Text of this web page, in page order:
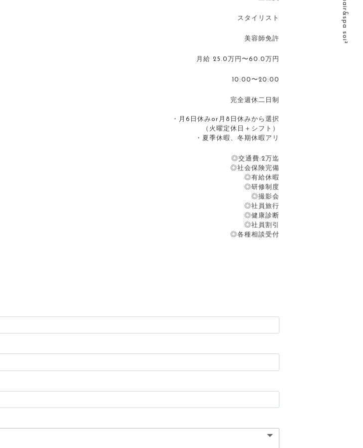
スタイリスト
美容師免許
月給 25.0万円〜60.0万円
10:00〜20:00
完全週休二日制
・月6日休みor月8日休みから選択
（火曜定休日＋シフト）
・夏季休暇、冬期休暇アリ
◎交通費:2万迄
◎社会保険完備
◎有給休暇
◎研修制度
◎撮影会
◎社員旅行
◎健康診断
◎社員割引
◎各種相談受付